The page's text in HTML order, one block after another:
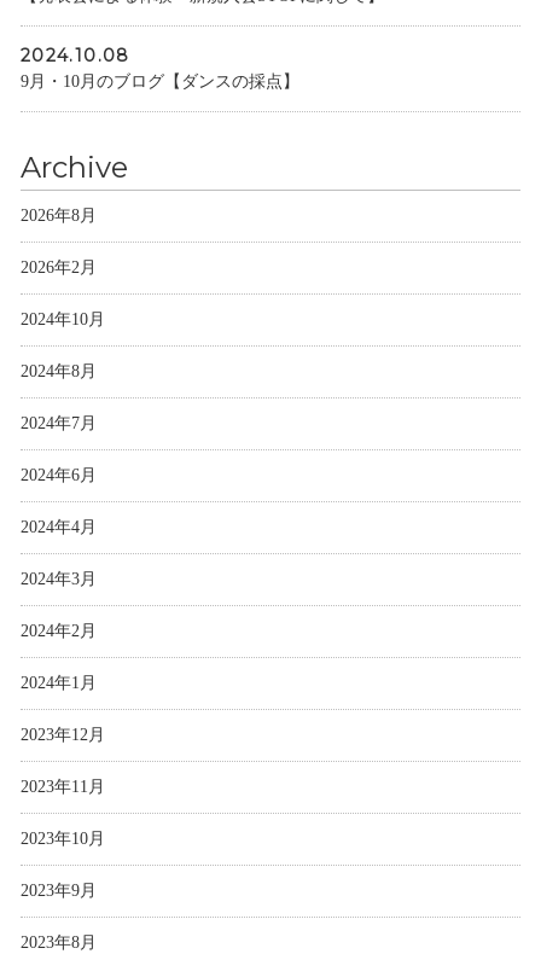
2024.10.08
9月・10月のブログ【ダンスの採点】
Archive
2026年8月
2026年2月
2024年10月
2024年8月
2024年7月
2024年6月
2024年4月
2024年3月
2024年2月
2024年1月
2023年12月
2023年11月
2023年10月
2023年9月
2023年8月